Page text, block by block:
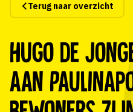
Terug naar overzicht
Hugo de
aan